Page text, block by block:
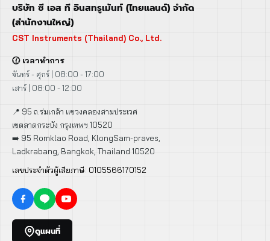
บริษัท ซี เอส ที อินสทรูเม้นท์ (ไทยแลนด์) จำกัด
(สำนักงานใหญ่)
CST Instruments (Thailand) Co., Ltd.
🕜 เวลาทำการ
จันทร์ - ศุกร์ | 08:00 - 17:00
เสาร์ | 08:00 - 12:00
📍 95 ถ.ร่มเกล้า แขวงคลองสามประเวศ
เขตลาดกระบัง กรุงเทพฯ 10520
➡️ 95 Romklao Road, KlongSam-praves,
Ladkrabang, Bangkok, Thailand 10520
เลขประจำตัวผู้เสียภาษี: 0105566170152
ดูแผนที่